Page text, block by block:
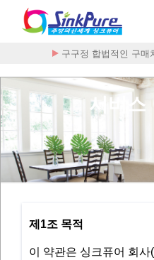
플라케닐 - 하이드록
서비스
제1조 목적
이 약관은 싱크퓨어 회